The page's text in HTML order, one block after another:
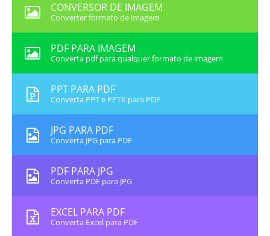
CONVERSOR DE IMAGEM
Converter formato de imagem
PDF PARA IMAGEM
Converta pdf para qualquer formato de imagem
PPT PARA PDF
Converta PPT e PPTX para PDF
JPG PARA PDF
Converta JPG para PDF
PDF PARA JPG
Converta PDF para JPG
EXCEL PARA PDF
Converta Excel para PDF